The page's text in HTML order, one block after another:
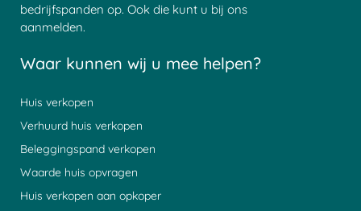
bedrijfspanden op. Ook die kunt u bij ons
aanmelden.
Waar kunnen wij u mee helpen?
Huis verkopen
Verhuurd huis verkopen
Beleggingspand verkopen
Waarde huis opvragen
Huis verkopen aan opkoper